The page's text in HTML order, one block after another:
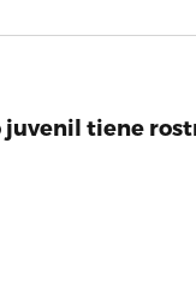
juvenil tiene